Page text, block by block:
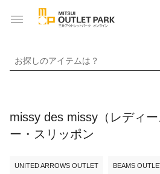
お探しのアイテムは？
missy des missy（レディ
ー・スリッポン
UNITED ARROWS OUTLET BEAMS